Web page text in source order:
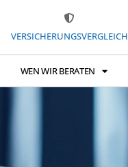
VERSICHERUNGSVERGLEICH
WEN WIR BERATEN